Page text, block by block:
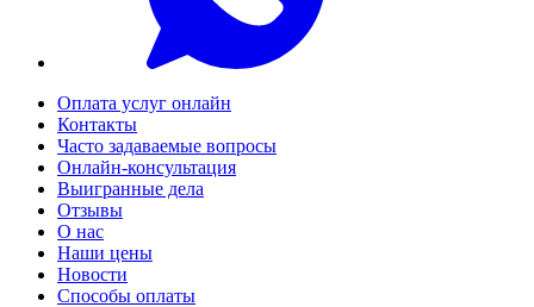
Оплата услуг онлайн
Контакты
Часто задаваемые вопросы
Онлайн-консультация
Выигранные дела
Отзывы
О нас
Наши цены
Новости
Способы оплаты